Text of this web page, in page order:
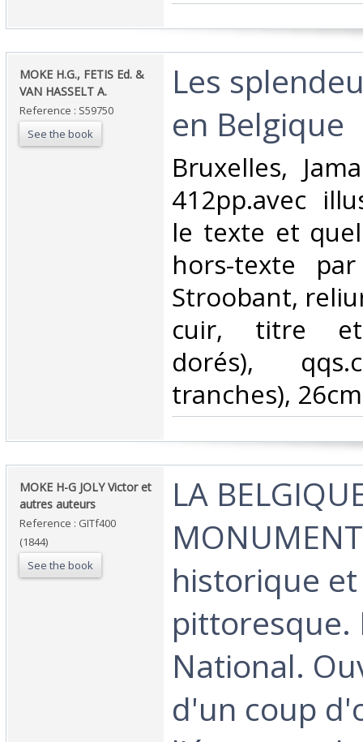
‎MOKE H.G., FETIS Ed. &
VAN HASSELT A.‎
Reference : S59750
See the book
‎Les
en Belgique‎
‎Bruxelles,
412pp.avec
le texte et
hors-texte
Stroobant,
cuir, titre et
dorés),
tranches),
‎MOKE H-G JOLY Victor et
autres auteurs‎
Reference : GITf400
(1844)
See the book
‎LA
historique et
pittoresque.
National.
d'un coup